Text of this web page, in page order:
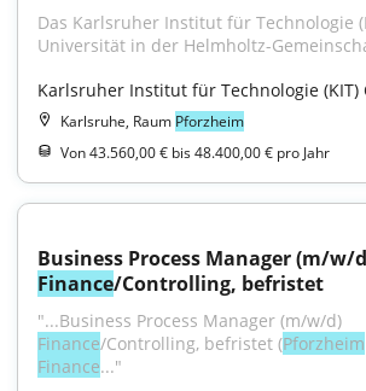
Das Karlsruher Institut für Technologie
Universität in der Helmholtz-
Karlsruher Institut für Technologie (KIT)
Karlsruhe, Raum Pforzheim
Von 43.560,00 € bis 48.400,00 € pro Jahr
Finance/Controlling, befristet
Finance/Controlling, befristet (Pforzheim
Finance..."